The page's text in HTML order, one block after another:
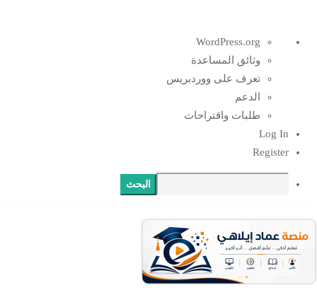
ووردبريس
WordPress.org
وثائق المساعدة
تعرف على ووردبريس
الدعم
طلبات واقتراحات
Log In
Register
البحث